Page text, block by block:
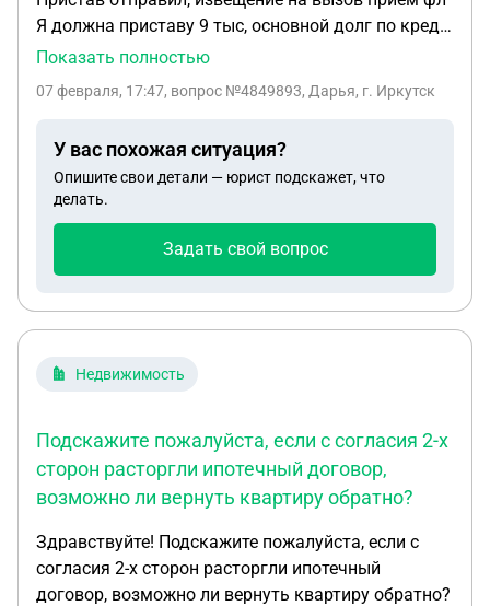
Я должна приставу 9 тыс, основной долг по креду
закрыт еще летом, Пишут что я должна подписать
исполнительный сбор
Показать полностью
07 февраля, 17:47, вопрос №4849893, Дарья, г. Иркутск
У вас похожая ситуация?
Опишите свои детали — юрист подскажет, что
делать.
Задать свой вопрос
Недвижимость
Подскажите пожалуйста, если с согласия 2-х
сторон расторгли ипотечный договор,
возможно ли вернуть квартиру обратно?
Здравствуйте! Подскажите пожалуйста, если с
согласия 2-х сторон расторгли ипотечный
договор, возможно ли вернуть квартиру обратно?